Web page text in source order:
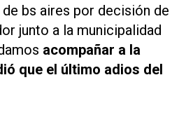
bs aires por decisión de
junto a la municipalidad
acompañar a la
que el último adios del